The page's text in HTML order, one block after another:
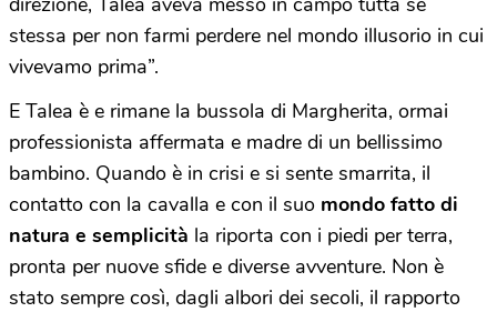
stessa per non farmi perdere nel mondo illusorio in cui
vivevamo prima”.
E Talea è e rimane la bussola di Margherita, ormai
professionista affermata e madre di un bellissimo
bambino. Quando è in crisi e si sente smarrita, il
contatto con la cavalla e con il suo mondo fatto di
natura e semplicità la riporta con i piedi per terra,
pronta per nuove sfide e diverse avventure. Non è
stato sempre così, dagli albori dei secoli, il rapporto